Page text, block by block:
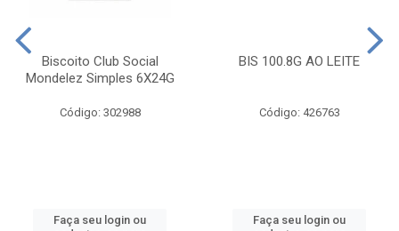
Biscoito Club Social
Mondelez Simples 6X24G
Código: 302988
Faça seu login ou
BIS 100.8G AO LEITE
Código: 426763
Faça seu login ou